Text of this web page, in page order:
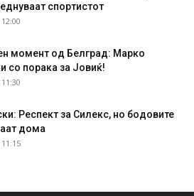
спортистот
момент од Белград: Марко
со порака за Јовиќ!
Респект за Силекс, но бодовите
дома